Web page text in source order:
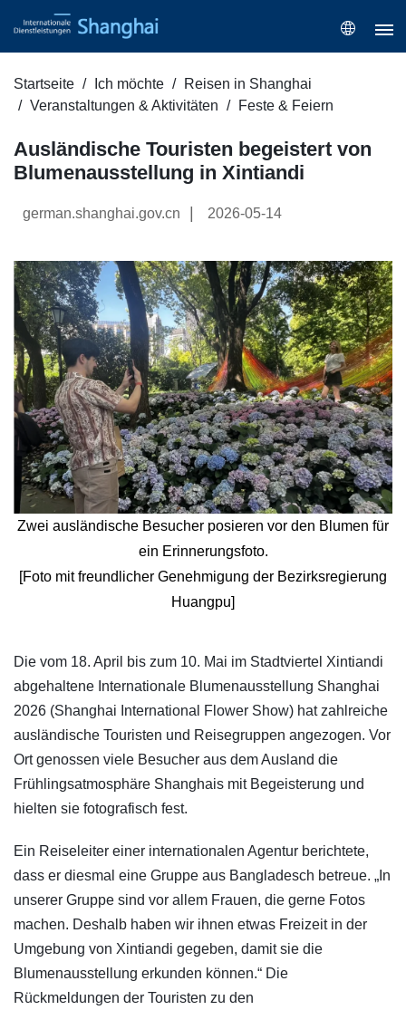
Startseite Ich möchte
Reisen in Shanghai
Veranstaltungen & Aktivitäten
Feste & Feiern
Ausländische Touristen begeistert von
Blumenausstellung in Xintiandi
german.shanghai.gov.cn 2026-05-14
Zwei ausländische Besucher posieren vor den Blumen für
ein Erinnerungsfoto.
[Foto mit freundlicher Genehmigung der Bezirksregierung
Huangpu]
​Die vom 18. April bis zum 10. Mai im Stadtviertel Xintiandi
abgehaltene Internationale Blumenausstellung Shanghai
2026 (Shanghai International Flower Show) hat zahlreiche
ausländische Touristen und Reisegruppen angezogen. Vor
Ort genossen viele Besucher aus dem Ausland die
Frühlingsatmosphäre Shanghais mit Begeisterung und
hielten sie fotografisch fest.
Ein Reiseleiter einer internationalen Agentur berichtete,
dass er diesmal eine Gruppe aus Bangladesch betreue. „In
unserer Gruppe sind vor allem Frauen, die gerne Fotos
machen. Deshalb haben wir ihnen etwas Freizeit in der
Umgebung von Xintiandi gegeben, damit sie die
Blumenausstellung erkunden können.“ Die
Rückmeldungen der Touristen zu den